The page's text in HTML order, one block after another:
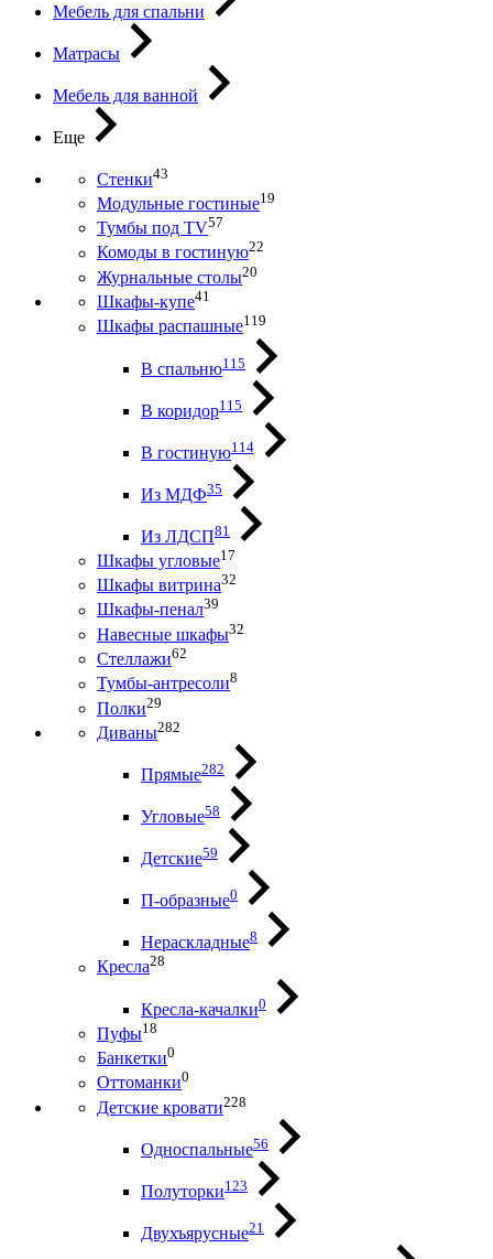
Мебель для спальни
Матрасы
Мебель для ванной
Еще
Стенки43
Модульные гостиные19
Тумбы под ТV57
Комоды в гостиную22
Журнальные столы20
Шкафы-купе41
Шкафы распашные119
В спальню115
В коридор115
В гостиную114
Из МДФ35
Из ЛДСП81
Шкафы угловые17
Шкафы витрина32
Шкафы-пенал39
Навесные шкафы32
Стеллажи62
Тумбы-антресоли8
Полки29
Диваны282
Прямые282
Угловые58
Детские59
П-образные0
Нераскладные8
Кресла28
Кресла-качалки0
Пуфы18
Банкетки0
Оттоманки0
Детские кровати228
Односпальные56
Полуторки123
Двухъярусные21